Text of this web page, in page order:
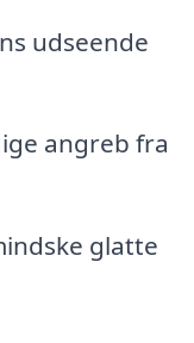
udseende
angreb fra
glatte